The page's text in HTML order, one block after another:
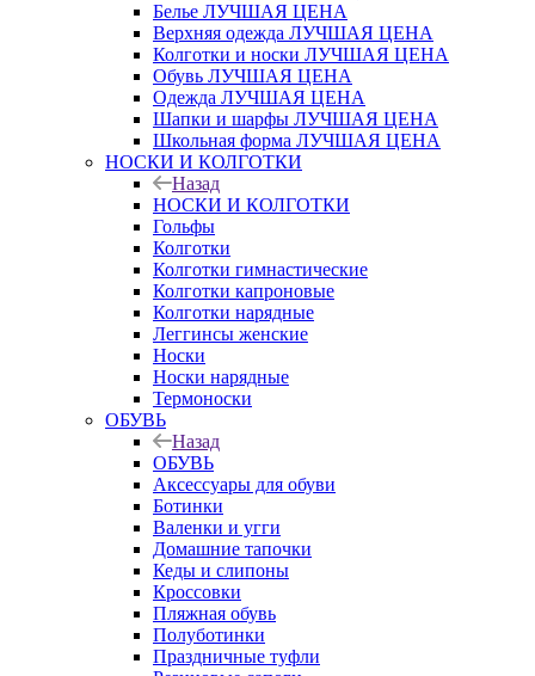
Белье ЛУЧШАЯ ЦЕНА
Верхняя одежда ЛУЧШАЯ ЦЕНА
Колготки и носки ЛУЧШАЯ ЦЕНА
Обувь ЛУЧШАЯ ЦЕНА
Одежда ЛУЧШАЯ ЦЕНА
Шапки и шарфы ЛУЧШАЯ ЦЕНА
Школьная форма ЛУЧШАЯ ЦЕНА
НОСКИ И КОЛГОТКИ
Назад
НОСКИ И КОЛГОТКИ
Гольфы
Колготки
Колготки гимнастические
Колготки капроновые
Колготки нарядные
Леггинсы женские
Носки
Носки нарядные
Термоноски
ОБУВЬ
Назад
ОБУВЬ
Аксессуары для обуви
Ботинки
Валенки и угги
Домашние тапочки
Кеды и слипоны
Кроссовки
Пляжная обувь
Полуботинки
Праздничные туфли